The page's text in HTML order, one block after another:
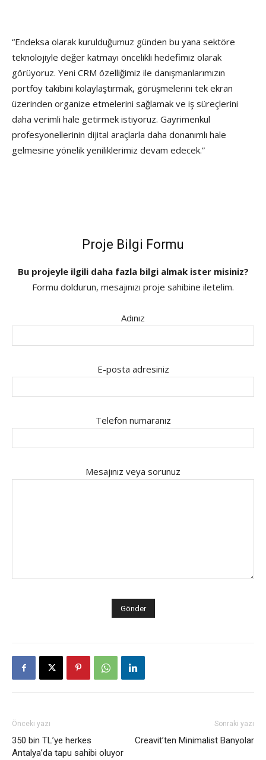
“Endeksa olarak kurulduğumuz günden bu yana sektöre
teknolojiyle değer katmayı öncelikli hedefimiz olarak
görüyoruz. Yeni CRM özelliğimiz ile danışmanlarımızın
portföy takibini kolaylaştırmak, görüşmelerini tek ekran
üzerinden organize etmelerini sağlamak ve iş süreçlerini
daha verimli hale getirmek istiyoruz. Gayrimenkul
profesyonellerinin dijital araçlarla daha donanımlı hale
gelmesine yönelik yeniliklerimiz devam edecek.”
Proje Bilgi Formu
Bu projeyle ilgili daha fazla bilgi almak ister misiniz?
Formu doldurun, mesajınızı proje sahibine iletelim.
Adınız
E-posta adresiniz
Telefon numaranız
Mesajınız veya sorunuz
Önceki yazı
350 bin TL’ye herkes
Antalya’da tapu sahibi oluyor
Sonraki yazı
Creavit’ten Minimalist Banyolar